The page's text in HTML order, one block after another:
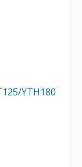
YTH180